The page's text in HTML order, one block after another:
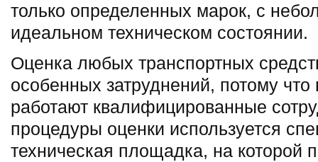
только определенных марок, с
идеальном техническом состоянии.
Оценка любых транспортных
особенных затруднений, потому
работают квалифицированные
процедуры оценки используется
техническая площадка, на которой